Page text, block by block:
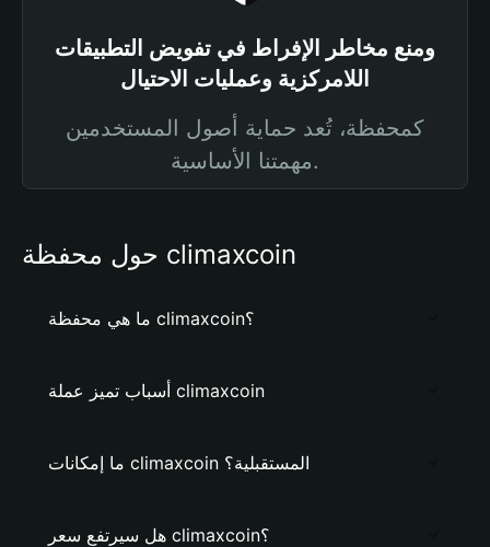
ومنع مخاطر الإفراط في تفويض التطبيقات
اللامركزية وعمليات الاحتيال
كمحفظة، تُعد حماية أصول المستخدمين
مهمتنا الأساسية.
حول محفظة climaxcoin
ما هي محفظة climaxcoin؟
أسباب تميز عملة climaxcoin
ما إمكانات climaxcoin المستقبلية؟
هل سيرتفع سعر climaxcoin؟